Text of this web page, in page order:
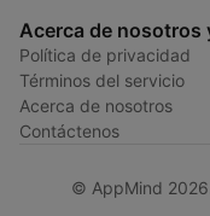
Acerca de nosotros
Política de privacidad
Términos del servicio
Acerca de nosotros
Contáctenos
© AppMind